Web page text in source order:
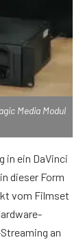
Media Modul
in ein DaVinci
dieser Form
vom Filmset
an